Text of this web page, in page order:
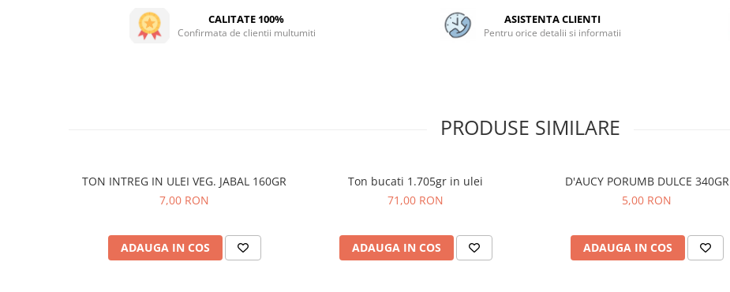
CALITATE 100%
Confirmata de clientii multumiti
ASISTENTA CLIENTI
Pentru orice detalii si informatii
PRODUSE SIMILARE
TON INTREG IN ULEI VEG. JABAL 160GR
7,00 RON
ADAUGA IN COS
Ton bucati 1.705gr in ulei
71,00 RON
ADAUGA IN COS
D'AUCY PORUMB DULCE 340GR
5,00 RON
ADAUGA IN COS